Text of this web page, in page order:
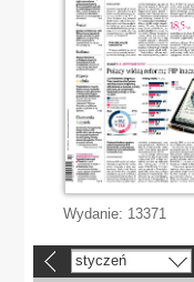
Wydanie: 13371
styczeń